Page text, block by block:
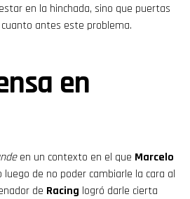
en la hinchada, sino que puertas
antes este problema.
en
en un contexto en el que Marcelo
luego de no poder cambiarle la cara al
de Racing logró darle cierta